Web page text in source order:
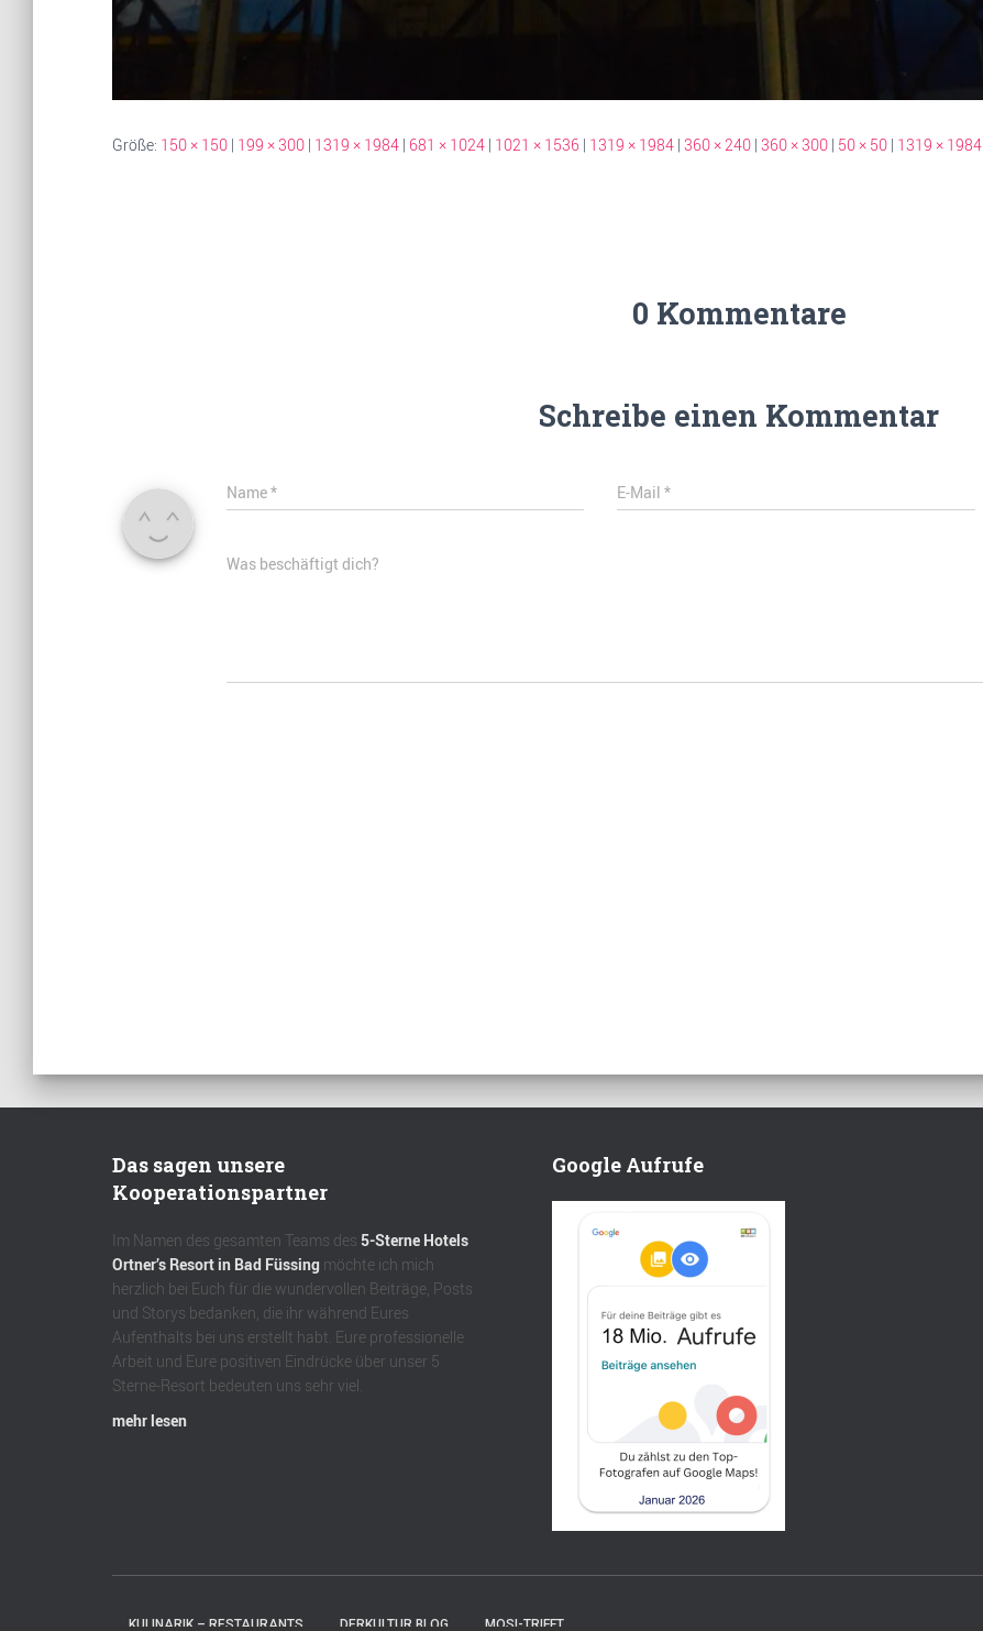
Größe: 150 × 150 | 199 × 300 | 1319 × 1984 | 681 × 1024 | 1021 × 1536 | 1319 × 1984 | 360 × 240 | 360 × 300 | 50 × 50 | 1319 × 1984
0 Kommentare
Schreibe einen Kommentar
Name* E-Mail*
Was beschäftigt dich?
Das sagen unsere
Kooperationspartner
Im Namen des gesamten Teams des 5-Sterne Hotels
Ortner’s Resort in Bad Füssing möchte ich mich
herzlich bei Euch für die wundervollen Beiträge, Posts
und Storys bedanken, die ihr während Eures
Aufenthalts bei uns erstellt habt. Eure professionelle
Arbeit und Eure positiven Eindrücke über unser 5
Sterne-Resort bedeuten uns sehr viel.
mehr lesen
Google Aufrufe
KULINARIK – RESTAURANTS DERKULTUR.BLOG MOSI-TRIFFT